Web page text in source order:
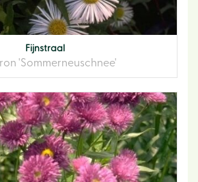
Fijnstraal
'Sommerneuschnee'